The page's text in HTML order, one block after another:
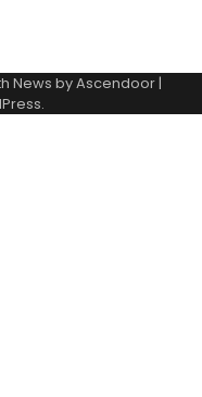
News byAscendoor|
.